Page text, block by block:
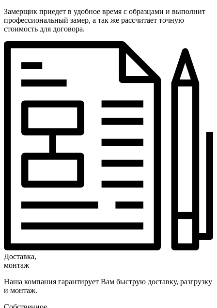
Замерщик приедет в удобное время с образцами и выполнит
профессиональный замер, а так же рассчитает точную
стоимость для договора.
Доставка,
монтаж
Наша компания гарантирует Вам быструю доставку, разгрузку
и монтаж.